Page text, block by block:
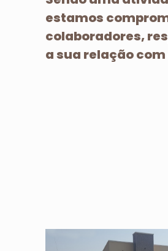
estamos
colaboradores,
a sua relação